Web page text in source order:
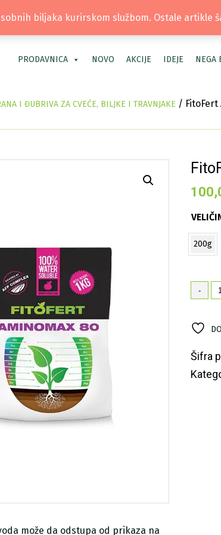
TEL: +381 66 40 40 30 | LOKACIJA:
PRODAVNICA NOVO AKCIJE IDEJE NEGA
I ĐUBRIVA ZA CVEĆE, BILJKE I TRAVNJAKE / FitoFert
200g
-
Šifra
može da odstupa od prikaza na
biljaka kurirskom službom. Ostale artikle